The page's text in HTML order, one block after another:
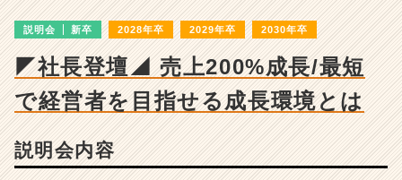
成
長
企
業
か
ら
ウ
説明会 新卒 2028年卒 2029年卒 2030年卒
◤社長登壇◢ 売上200%成長/最短
で経営者を目指せる成長環境とは
説明会内容